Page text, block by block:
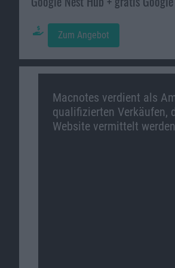
Zum Angebot
Macnotes verdient als
qualifizierten Verkäufen,
Website vermittelt